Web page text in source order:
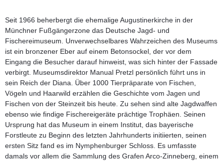
Seit 1966 beherbergt die ehemalige Augustinerkirche in der
Münchner Fußgängerzone das Deutsche Jagd- und
Fischereimuseum. Unverwechselbares Wahrzeichen des Museums
ist ein bronzener Eber auf einem Betonsockel, der vor dem
Eingang die Besucher darauf hinweist, was sich hinter der Fassade
verbirgt. Museumsdirektor Manual Pretzl persönlich führt uns in
sein Reich der Diana. Über 1000 Tierpräparate von Fischen,
Vögeln und Haarwild erzählen die Geschichte vom Jagen und
Fischen von der Steinzeit bis heute. Zu sehen sind alte Jagdwaffen
ebenso wie findige Fischereigeräte prächtige Trophäen. Seinen
Ursprung hat das Museum in einem Institut, das bayerische
Forstleute zu Beginn des letzten Jahrhunderts initiierten, seinen
ersten Sitz fand es im Nymphenburger Schloss. Es umfasste
damals vor allem die Sammlung des Grafen Arco-Zinneberg, einem